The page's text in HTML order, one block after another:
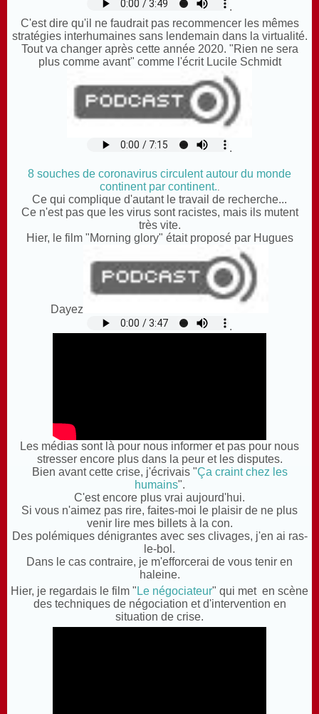
.
C'est dire qu'il ne faudrait pas recommencer les mêmes
stratégies interhumaines sans lendemain dans la virtualité.
Tout va changer après cette année 2020. "Rien ne sera
plus comme avant" comme l'écrit Lucile Schmidt
.
8 souches de coronavirus circulent autour du monde
continent par continent.
Ce qui complique d'autant le travail de recherche...
Ce n'est pas que les virus sont racistes, mais ils mutent
très vite.
Hier, le film "Morning glory" était proposé par Hugues
Dayez
.
Les médias sont là pour nous informer et pas pour nous
stresser encore plus dans la peur et les disputes.
Bien avant cette crise, j'écrivais "Ça craint chez les
humains".
C'est encore plus vrai aujourd'hui.
Si vous n'aimez pas rire, faites-moi le plaisir de ne plus
venir lire mes billets à la con.
Des polémiques dénigrantes avec ses clivages, j'en ai ras-
le-bol.
Dans le cas contraire, je m'efforcerai de vous tenir en
haleine.
Hier, je regardais le film "Le négociateur" qui met en scène
des techniques de négociation et d'intervention en
situation de crise.